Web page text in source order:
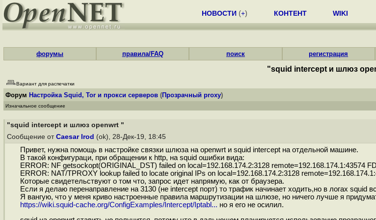
НОВОСТИ (+) КОНТЕНТ WIKI
форумы правила/FAQ поиск регистрация
"squid intercept и шлюз
Вариант для распечатки
Форум Настройка Squid, Tor и прокси серверов (Прозрачный proxy)
Изначальное сообщение
"squid intercept и шлюз openwrt "
Сообщение от Caesar Irod (ok), 28-Дек-19, 18:45
Привет, нужна помощь в настройке связки шлюза на openwrt и squid intercept на отдельной машине.
В такой конфигураци, при обращении к http, на squid ошибки вида:
ERROR: NF getsockopt(ORIGINAL_DST) failed on local=192.168.174.2:3128 remote=192.168.174.1:43574
ERROR: NAT/TPROXY lookup failed to locate original IPs on local=192.168.174.2:3128
Которые свидетельствуют о том что, запрос идет напрямую, как от браузера.
Если я делаю перенаправление на 3130 (не intercept порт) то трафик начинает ходить,но в логах squid
Я вангую, что у меня криво настроенные правила маршрутизации на шлюзе, но ничего лучше я
https://wiki.squid-cache.org/ConfigExamples/Intercept/Iptabl... но я его не осилил.